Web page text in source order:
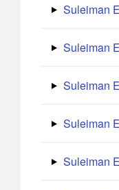
Suleiman
Suleiman
Suleiman
Suleiman
Suleiman